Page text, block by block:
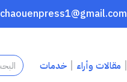
مقالات وأراء خدمات